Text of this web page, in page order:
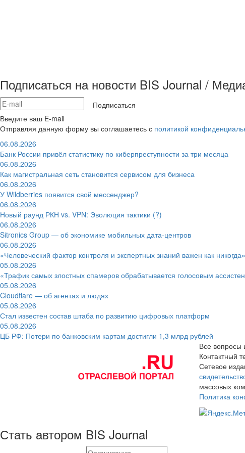
Подписаться на новости BIS Journal /
Подписаться
Введите ваш E-mail
Отправляя данную форму вы соглашаетесь с политикой
06.08.2026
Банк России привёл статистику по киберпреступности за три месяца
06.08.2026
Как магистральная сеть становится сервисом для бизнеса
06.08.2026
У Wildberries появится свой мессенджер?
06.08.2026
Новый раунд РКН vs. VPN: Эволюция тактики (?)
06.08.2026
Sitronics Group — об экономике мобильных дата-центров
06.08.2026
«Человеческий фактор контроля и экспертных знаний важен как никогда»
05.08.2026
«Трафик самых злостных спамеров обрабатывается голосовым
05.08.2026
Cloudflare — об агентах и людях
05.08.2026
Стал известен состав штаба по развитию цифровых платформ
05.08.2026
ЦБ РФ: Потери по банковским картам достигли 1,3 млрд рублей
Все вопросы
Контактный
Сетевое
массовых
Политика
Стать автором BIS Journal